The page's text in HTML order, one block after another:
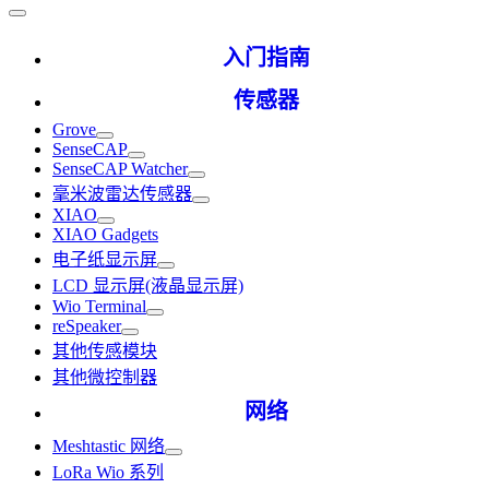
入门指南
传感器
Grove
SenseCAP
SenseCAP Watcher
毫米波雷达传感器
XIAO
XIAO Gadgets
电子纸显示屏
LCD 显示屏(液晶显示屏)
Wio Terminal
reSpeaker
其他传感模块
其他微控制器
网络
Meshtastic 网络
LoRa Wio 系列